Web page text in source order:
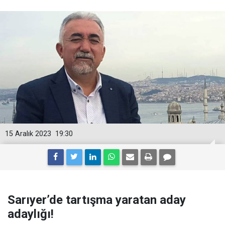
19:30
15 Aralık 2023
Sarıyer’de tartışma yaratan aday
adaylığı!